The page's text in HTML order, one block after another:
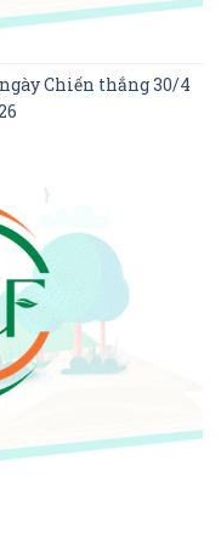
Chiến thắng 30/4